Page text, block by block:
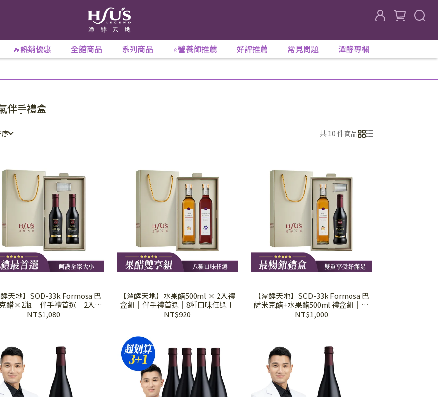
🔥熱銷優惠 全館商品 系列商品 ⭐營養師推薦 好評推薦 常見問題 潭酵專欄
伴手禮盒
序 共 10 件商品
天地】SOD-33k Formosa 巴
醋×2瓶│伴手禮首選│2入禮
盒組∣
NT$1,080
【潭酵天地】水果醋500ml × 2入禮
盒組│伴手禮首選│8種口味任選∣
NT$920
【潭酵天地】SOD-33k Formosa 巴
薩米克醋+水果醋500ml 禮盒組│伴
手禮首選│8種口味任選∣
NT$1,000